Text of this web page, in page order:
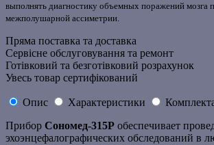
выполнять диагностику объемных поражений мозга
межполушарной ассиметрии.
Пряма поставка та доставка
Сервісне обслуговування та ремонт
Готівковий та безготівковий розрахунок
Увесь товар сертифікований
Опис Характеристики
Прибор Сономед-315Р обеспечивает
эхоэнцефалографических обследований в